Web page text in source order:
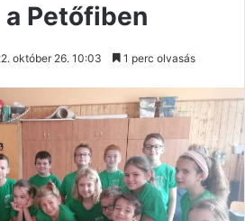
Petőfiben
október 26. 10:03 1 perc olvasás